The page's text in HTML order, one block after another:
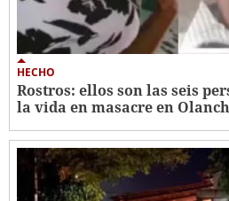
HECHO
Rostros: ellos son las seis
la vida en masacre en